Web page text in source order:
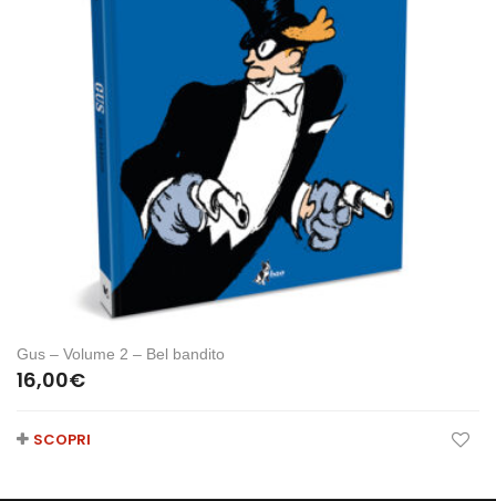
Gus – Volume 2 – Bel bandito
16,00€
SCOPRI